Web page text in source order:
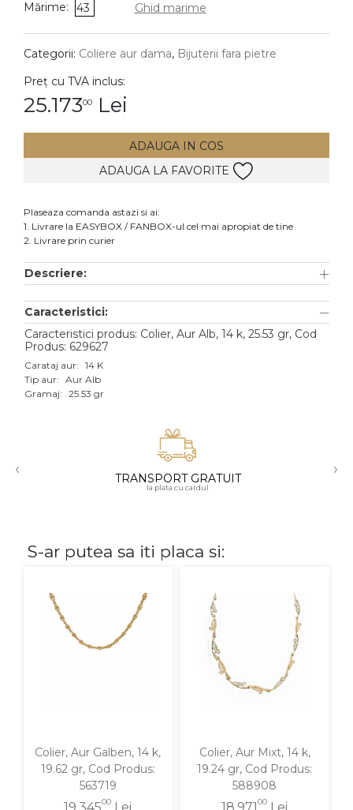
DIAMANTE Vezi toate
Cercei
Accesorii
Aur alb
Aur roz
Aur mixt
18K
Cu pietre
Diamante
Mărime: 43 Ghid marime
Categorii: Coliere aur dama, Bijuterii fara pietre
Preț cu TVA inclus:
25.17300 Lei
ADAUGA IN COS
ADAUGA LA FAVORITE
Plaseaza comanda astazi si ai:
1. Livrare la EASYBOX / FANBOX-ul cel mai apropiat de tine
2. Livrare prin curier
Descriere:
Caracteristici:
Caracteristici produs: Colier, Aur Alb, 14 k, 25.53 gr, Cod
Produs: 629627
Carataj aur: 14 K
Tip aur: Aur Alb
Gramaj: 25.53 gr
‹ TRANSPORT GRATUIT
la plata cu cardul
›
S-ar putea sa iti placa si:
Colier, Aur Galben, 14 k,
19.62 gr, Cod Produs:
563719
00
Colier, Aur Mixt, 14 k,
19.24 gr, Cod Produs:
588908
00